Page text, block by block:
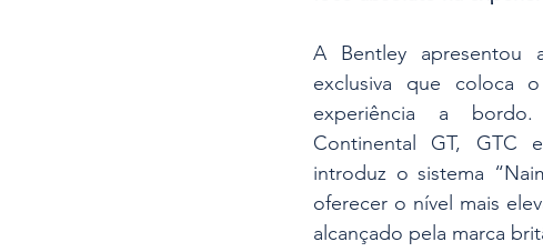
A Bentley apresentou
exclusiva que coloca
experiência a
Continental GT, GTC
introduz o sistema
oferecer o nível mais
alcançado pela marca